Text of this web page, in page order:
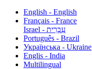
English - English
Français - France
עִבְרִית - Israel
Português - Brazil
Українська - Ukraine
Englis - India
Multilingual